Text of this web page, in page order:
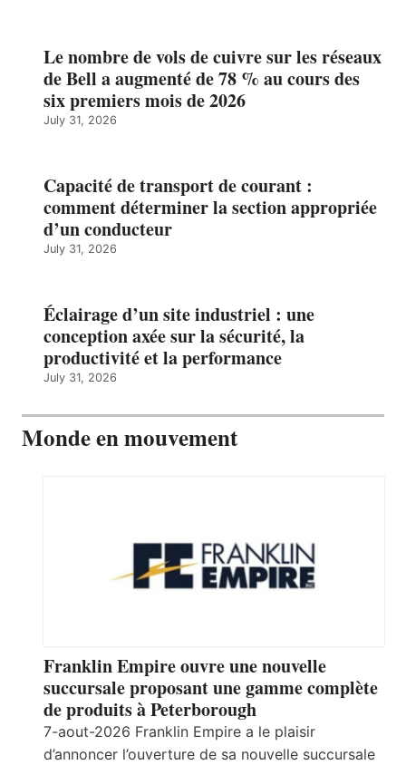
Le nombre de vols de cuivre sur les réseaux
de Bell a augmenté de 78 % au cours des
six premiers mois de 2026
July 31, 2026
Capacité de transport de courant :
comment déterminer la section appropriée
d’un conducteur
July 31, 2026
Éclairage d’un site industriel : une
conception axée sur la sécurité, la
productivité et la performance
July 31, 2026
Monde en mouvement
Franklin Empire ouvre une nouvelle
succursale proposant une gamme complète
de produits à Peterborough
7-aout-2026 Franklin Empire a le plaisir
d’annoncer l’ouverture de sa nouvelle succursale